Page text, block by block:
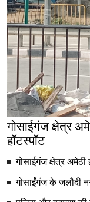
गोसाईगंज क्षेत्र
हॉटस्पॉट
गोसाईगंज क्षेत्र
गोसाईंगंज के जलौदी